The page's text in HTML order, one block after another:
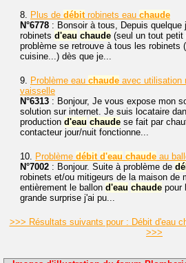
8. Plus de débitrobinets eau chaude
N°6778 : Bonsoir à tous, Depuis quelque
robinets d'eau chaude (seul un tout petit
problème se retrouve à tous les robinets
cuisine...) dès que je...
9. Problème eau chaude avec utilisation
vaisselle
N°6313 : Bonjour, Je vous expose mon
solution sur internet. Je suis locataire
production d'eau chaude se fait par
contacteur jour/nuit fonctionne...
10. Problème débit d'eau chaude au
N°7002 : Bonjour. Suite à problème de
robinets et/ou mitigeurs de la maison de
entièrement le ballon d'eau chaude pour
grande surprise j'ai pu...
>>> Résultats suivants pour : Débit d'eau
>>>